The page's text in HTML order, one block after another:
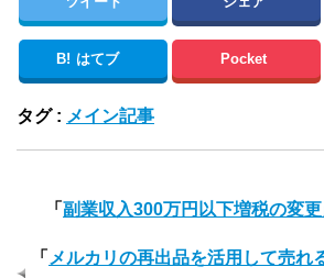
B! はてブ Pocket
タグ : メイン記事
「 副業収入300万円以下増税の変
「 メルカリの再出品を活用して売れ